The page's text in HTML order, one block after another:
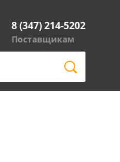
8 (347) 214-5202
Поставщикам